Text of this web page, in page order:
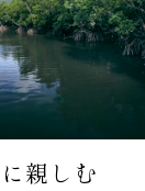
親しむ